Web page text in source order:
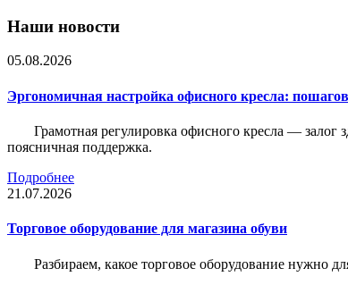
Наши новости
05.08.2026
Эргономичная настройка офисного кресла:
Грамотная регулировка офисного кресла — залог
поясничная поддержка.
Подробнее
21.07.2026
Торговое оборудование для магазина обуви
Разбираем, какое торговое оборудование нужно